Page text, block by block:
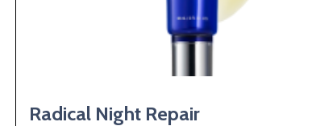
Radical Night Repair